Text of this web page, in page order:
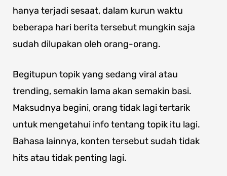
hanya terjadi sesaat, dalam kurun waktu
beberapa hari berita tersebut mungkin saja
sudah dilupakan oleh orang-orang.
Begitupun topik yang sedang viral atau
trending, semakin lama akan semakin basi.
Maksudnya begini, orang tidak lagi tertarik
untuk mengetahui info tentang topik itu lagi.
Bahasa lainnya, konten tersebut sudah tidak
hits atau tidak penting lagi.